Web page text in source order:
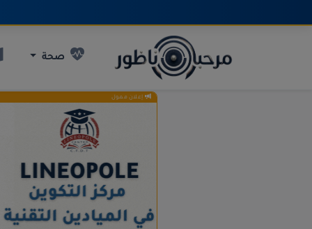
صحة
إعلان ممول